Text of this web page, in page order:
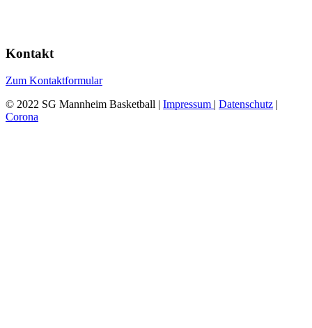
Kontakt
Zum Kontaktformular
© 2022 SG Mannheim Basketball | Impressum | Datenschutz |
Corona